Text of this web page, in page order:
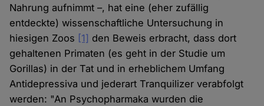
Nahrung aufnimmt –, hat eine (eher zufällig
entdeckte) wissenschaftliche Untersuchung in
hiesigen Zoos [1] den Beweis erbracht, dass dort
gehaltenen Primaten (es geht in der Studie um
Gorillas) in der Tat und in erheblichem Umfang
Antidepressiva und jederart Tranquilizer verabfolgt
werden: "An Psychopharmaka wurden die